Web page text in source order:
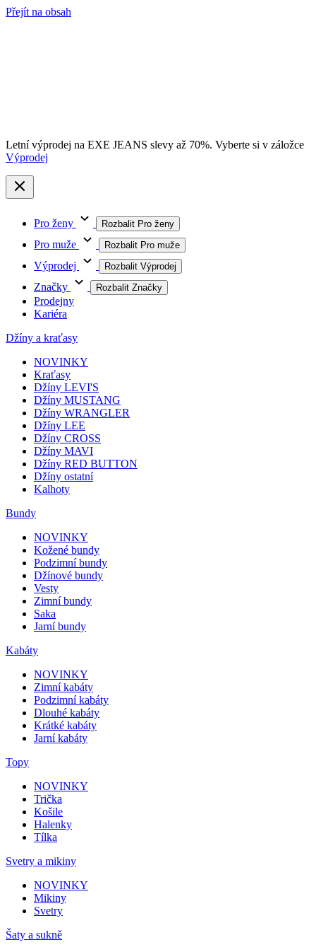
Přejít na obsah
Letní výprodej na EXE JEANS slevy až 70%. Vyberte si v záložce
Výprodej
Pro ženy Rozbalit Pro ženy
Pro muže Rozbalit Pro muže
Výprodej Rozbalit Výprodej
Značky Rozbalit Značky
Prodejny
Kariéra
Džíny a kraťasy
NOVINKY
Kraťasy
Džíny LEVI'S
Džíny MUSTANG
Džíny WRANGLER
Džíny LEE
Džíny CROSS
Džíny MAVI
Džíny RED BUTTON
Džíny ostatní
Kalhoty
Bundy
NOVINKY
Kožené bundy
Podzimní bundy
Džínové bundy
Vesty
Zimní bundy
Saka
Jarní bundy
Kabáty
NOVINKY
Zimní kabáty
Podzimní kabáty
Dlouhé kabáty
Krátké kabáty
Jarní kabáty
Topy
NOVINKY
Trička
Košile
Halenky
Tílka
Svetry a mikiny
NOVINKY
Mikiny
Svetry
Šaty a sukně